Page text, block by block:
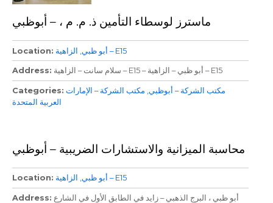
ماسترز لوسطاء التأمين ذ. م. م ، – أبوظبي
Location أبو ظبي الزاهية – E15
Address سلام سانت – الزاهية – E15 – أبو ظبي – الزاهية – E15
Categories مكتب الشركة – أبوظبي مكتب الشركة – الإمارات
العربية المتحدة
محاسبة الميزانية والاستشارات الضريبية – أبوظبي
Location أبو ظبي الزاهية – E15
Address أبو ظبي ، البرج الذهبي – زايد في الطابق الأول في الشارع